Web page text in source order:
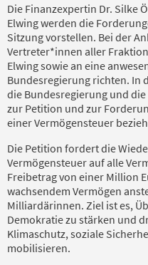
Die Finanzexpertin Dr. Silke
Elwing werden die
Sitzung vorstellen. Bei der
Vertreter*innen aller
Elwing sowie an eine
Bundesregierung richten. In
die Bundesregierung und
zur Petition und zur
einer Vermögensteuer
Die Petition fordert die
Vermögensteuer auf alle
Freibetrag von einer Million
wachsendem Vermögen
Milliardärinnen. Ziel ist es,
Demokratie zu stärken und
Klimaschutz, soziale
mobilisieren.